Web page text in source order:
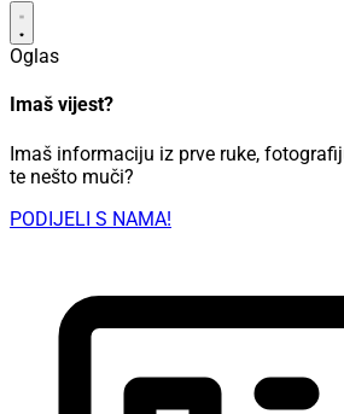
Oglas
Imaš vijest?
Imaš informaciju iz prve ruke,
te nešto muči?
PODIJELI S NAMA!